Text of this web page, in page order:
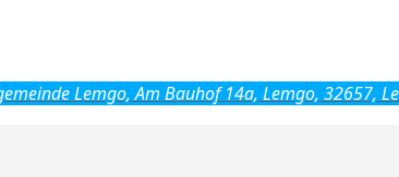
Lemgo, Am Bauhof 14a, Lemgo, 32657,